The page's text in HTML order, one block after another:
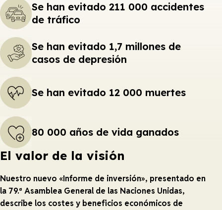
Se han evitado 211 000 accidentes
de tráfico
Se han evitado 1,7 millones de
casos de depresión
Se han evitado 12 000 muertes
80 000 años de vida ganados
El valor de la visión
Nuestro nuevo «Informe de inversión», presentado en
la 79.ª Asamblea General de las Naciones Unidas,
describe los costes y beneficios económicos de